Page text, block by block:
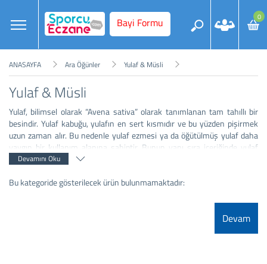
Bayi Formu 0
ANASAYFA Ara Öğünler Yulaf & Müsli
Yulaf & Müsli
Yulaf, bilimsel olarak “Avena sativa” olarak tanımlanan tam tahıllı bir
besindir. Yulaf kabuğu, yulafın en sert kısmıdır ve bu yüzden pişirmek
uzun zaman alır. Bu nedenle yulaf ezmesi ya da öğütülmüş yulaf daha
yaygın bir kullanım alanına sahiptir. Bunun yanı sıra içeriğinde yulaf
barındıran müsli ve gevrek kalori değerleri düşük besinler arasında yer
Devamını Oku
Bu kategoride gösterilecek ürün bulunmamaktadır:
Devam